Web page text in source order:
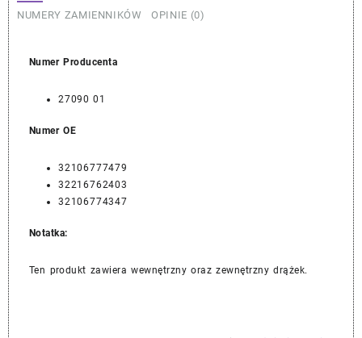
NUMERY ZAMIENNIKÓW OPINIE (0)
Numer Producenta
27090 01
Numer OE
32106777479
32216762403
32106774347
Notatka:
Ten produkt zawiera wewnętrzny oraz zewnętrzny drążek.